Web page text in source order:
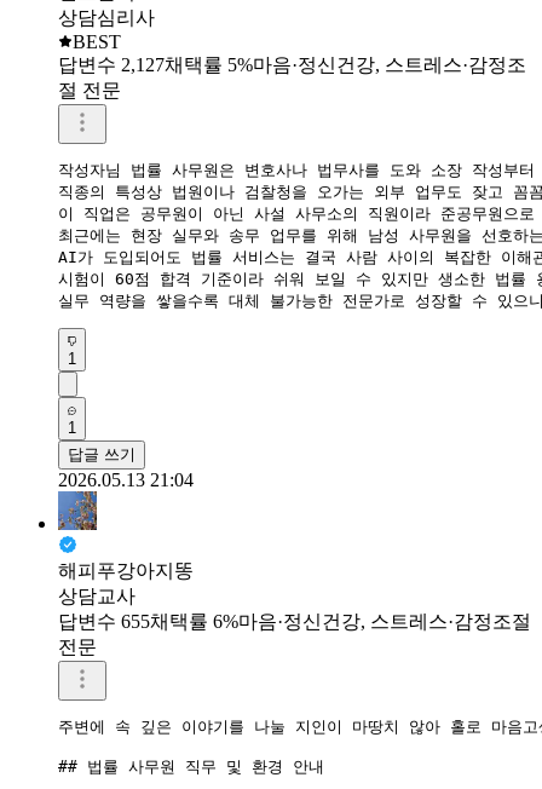
상담심리사
BEST
답변수 2,127채택률 5%마음·정신건강, 스트레스·감정조
절 전문
작성자님 법률 사무원은 변호사나 법무사를 도와 소장 작성부
직종의 특성상 법원이나 검찰청을 오가는 외부 업무도 잦고 꼼
이 직업은 공무원이 아닌 사설 사무소의 직원이라 준공무원으
최근에는 현장 실무와 송무 업무를 위해 남성 사무원을 선호하
​AI가 도입되어도 법률 서비스는 결국 사람 사이의 복잡한 이해
시험이 60점 합격 기준이라 쉬워 보일 수 있지만 생소한 법률
실무 역량을 쌓을수록 대체 불가능한 전문가로 성장할 수 있으
1
1
답글 쓰기
2026.05.13 21:04
해피푸강아지똥
상담교사
답변수 655채택률 6%마음·정신건강, 스트레스·감정조절
전문
주변에 속 깊은 이야기를 나눌 지인이 마땅치 않아 홀로 마음
## 법률 사무원 직무 및 환경 안내